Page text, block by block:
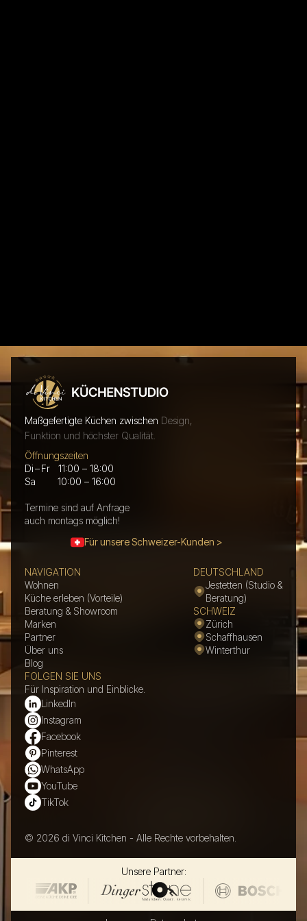
Maßgefertigte Küchen zwischen Design,
Funktion und höchster Qualität.
Öffnungszeiten
Di – Fr 11:00 – 18:00
Sa 10:00 – 16:00
Termine sind auf Anfrage
auch montags möglich!
Für unsere Schweizer-Kunden >
NAVIGATION
Wohnen
Küche erleben (Vorteile)
Beratung & Showroom
Marken
Partner
Über uns
Blog
DEUTSCHLAND
Jestetten (Studio &
Beratung)
SCHWEIZ
Zürich
Schaffhausen
Winterthur
FOLGEN SIE UNS
Für Inspiration und Einblicke.
LinkedIn
Instagram
Facebook
Pinterest
WhatsApp
YouTube
TikTok
© 2026 di Vinci Kitchen - Alle Rechte vorbehalten.
Unsere Partner: